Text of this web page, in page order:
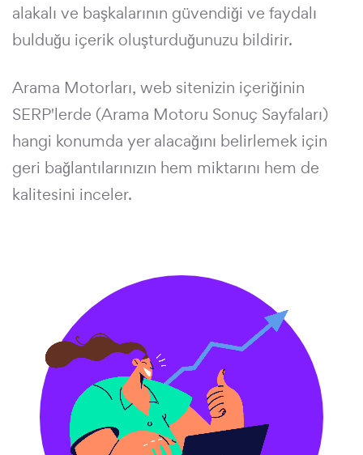
alakalı ve başkalarının güvendiği ve faydalı
bulduğu içerik oluşturduğunuzu bildirir.
Arama Motorları, web sitenizin içeriğinin
SERP'lerde (Arama Motoru Sonuç Sayfaları)
hangi konumda yer alacağını belirlemek için
geri bağlantılarınızın hem miktarını hem de
kalitesini inceler.